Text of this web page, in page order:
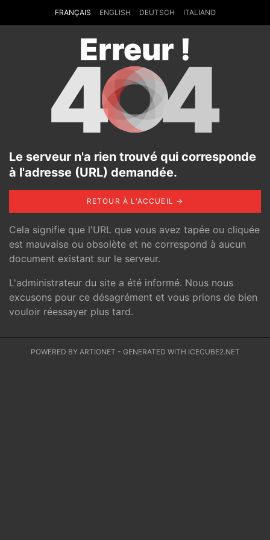
FRANÇAIS ENGLISH DEUTSCH ITALIANO
Erreur !
4 4
Le serveur n'a rien trouvé qui corresponde
à l'adresse (URL) demandée.
RETOUR À L'ACCUEIL →
Cela signifie que l'URL que vous avez tapée ou cliquée
est mauvaise ou obsolète et ne correspond à aucun
document existant sur le serveur.
L'administrateur du site a été informé. Nous nous
excusons pour ce désagrément et vous prions de bien
vouloir réessayer plus tard.
POWERED BY ARTIONET - GENERATED WITH ICECUBE2.NET